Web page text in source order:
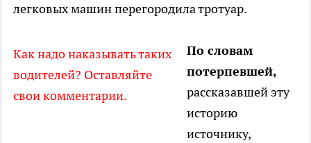
легковых машин перегородила тротуар.
Как надо наказывать таких
водителей? Оставляйте
свои комментарии.
По словам
потерпевшей,
рассказавшей эту
историю
источнику,